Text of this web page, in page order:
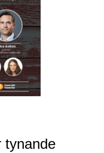
tynande